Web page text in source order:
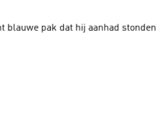
blauwe pak dat hij aanhad stonden